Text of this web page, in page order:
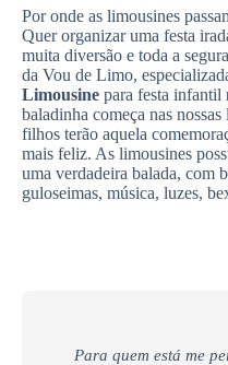
Por onde as limousines
Quer organizar uma festa
muita diversão e toda a
da Vou de Limo,
Limousine para festa infantil
baladinha começa nas
filhos terão aquela
mais feliz. As limousines
uma verdadeira balada, com
guloseimas, música, luzes,
Para quem está me